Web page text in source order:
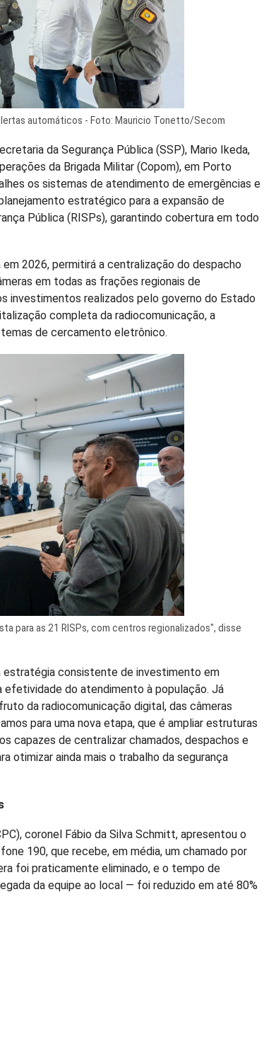
automáticos - Foto: Mauricio Tonetto/Secom
da Segurança Pública (SSP), Mario Ikeda,
da Brigada Militar (Copom), em Porto
os sistemas de atendimento de emergências e
estratégico para a expansão de
Pública (RISPs), garantindo cobertura em todo
2026, permitirá a centralização do despacho
em todas as frações regionais de
investimentos realizados pelo governo do Estado
completa da radiocomunicação, a
de cercamento eletrônico.
para as 21 RISPs, com centros regionalizados", disse
estratégia consistente de investimento em
do atendimento à população. Já
da radiocomunicação digital, das câmeras
para uma nova etapa, que é ampliar estruturas
capazes de centralizar chamados, despachos e
otimizar ainda mais o trabalho da segurança
coronel Fábio da Silva Schmitt, apresentou o
190, que recebe, em média, um chamado por
foi praticamente eliminado, e o tempo de
da equipe ao local — foi reduzido em até 80%